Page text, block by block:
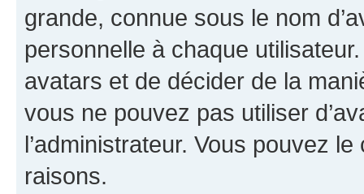
grande, connue sous le nom
personnelle à chaque utilisateur.
avatars et de décider de la
vous ne pouvez pas utiliser
l’administrateur. Vous pouvez
raisons.